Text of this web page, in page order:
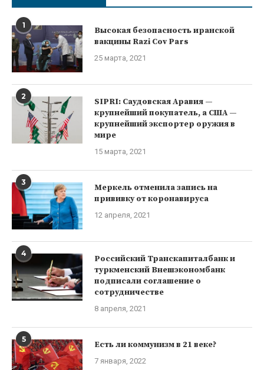
1
Высокая безопасность иранской
вакцины Razi Cov Pars
25 марта, 2021
2
SIPRI: Саудовская Аравия —
крупнейший покупатель, а США —
крупнейший экспортер оружия в
мире
15 марта, 2021
3
Меркель отменила запись на
прививку от коронавируса
12 апреля, 2021
4
Российский Транскапиталбанк и
туркменский Внешэкономбанк
подписали соглашение о
сотрудничестве
8 апреля, 2021
5 Есть ли коммунизм в 21 веке?
7 января, 2022